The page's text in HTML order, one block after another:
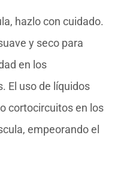
hazlo con cuidado.
y seco para
en los
El uso de líquidos
cortocircuitos en los
empeorando el